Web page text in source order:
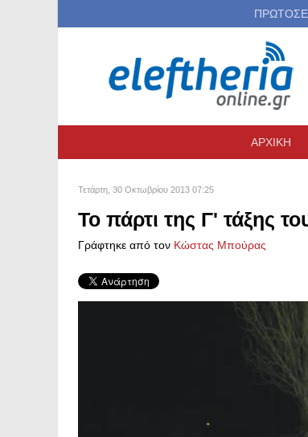
ΑΡΧΙΚΗ
Τετάρτη, 30 Οκτωβρίου 2013 07:25
Το πάρτι της Γ' τάξης
Γράφτηκε από τον Kώστας Μπούρας